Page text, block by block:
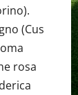
(Cus
rosa